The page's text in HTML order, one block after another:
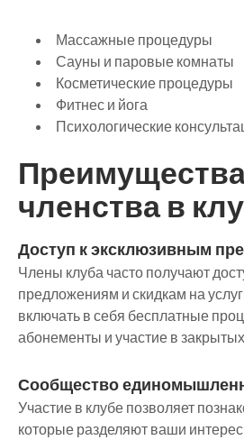
Массажные процедуры
Сауны и паровые комнаты
Косметические процедуры
Фитнес и йога
Психологические
членства в
Доступ к эксклюзивным
Члены клуба часто получают
предложениям и скидкам на
включать в себя бесплатные
абонементы и участие в
Сообщество
Участие в клубе позволяет
которые разделяют ваши